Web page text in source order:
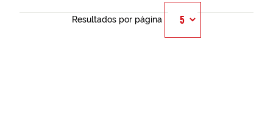
Resultados por página